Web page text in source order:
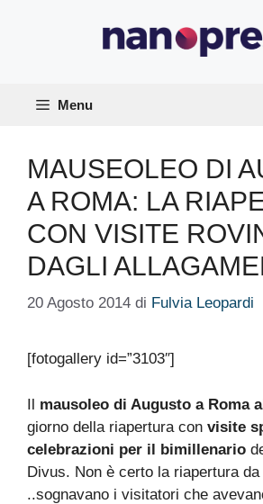
Menu
MAUSEOLEO DI
A ROMA: LA
CON VISITE
DAGLI
20 Agosto 2014 di Fulvia Leopardi
[fotogallery id=”3103″]
Il mausoleo di Augusto a Roma
giorno della riapertura con visite
celebrazioni per il bimillenario
Divus. Non è certo la riapertura
..sognavano i visitatori che